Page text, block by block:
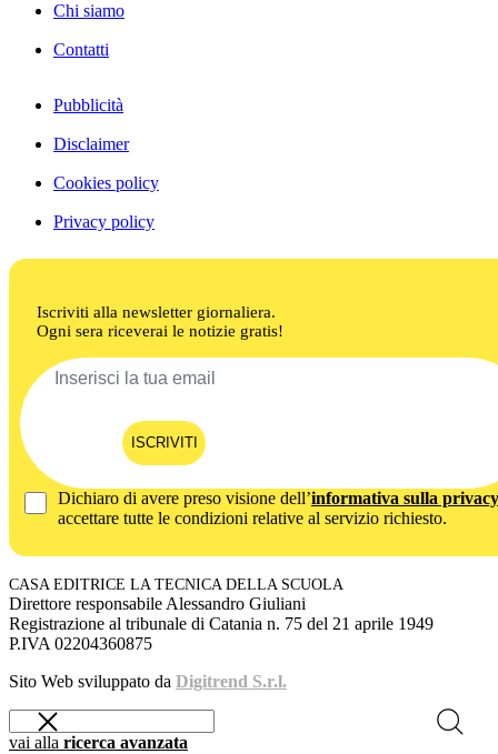
Chi siamo
Contatti
Pubblicità
Disclaimer
Cookies policy
Privacy policy
Iscriviti alla newsletter giornaliera.
Ogni sera riceverai le notizie gratis!
ISCRIVITI
Dichiaro di avere preso visione dell’informativa sulla privacy
accettare tutte le condizioni relative al servizio richiesto.
CASA EDITRICE LA TECNICA DELLA SCUOLA
Direttore responsabile Alessandro Giuliani
Registrazione al tribunale di Catania n. 75 del 21 aprile 1949
P.IVA 02204360875
Sito Web sviluppato da Digitrend S.r.l.
vai alla ricerca avanzata